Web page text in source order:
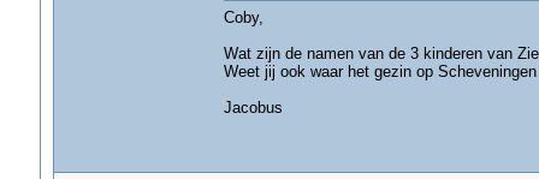
Coby,
Wat zijn de namen van de 3 kinderen van
Weet jij ook waar het gezin op
Jacobus